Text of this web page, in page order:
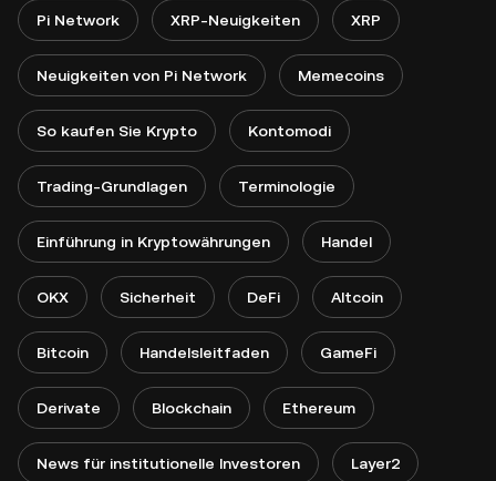
Pi Network XRP-Neuigkeiten XRP
Neuigkeiten von Pi Network Memecoins
So kaufen Sie Krypto Kontomodi
Trading-Grundlagen Terminologie
Einführung in Kryptowährungen Handel
OKX Sicherheit DeFi Altcoin
Bitcoin Handelsleitfaden GameFi
Derivate Blockchain Ethereum
News für institutionelle Investoren Layer2